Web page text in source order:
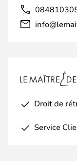
Droit de
Service